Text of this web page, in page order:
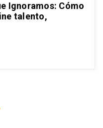
Ignoramos: Cómo
talento,